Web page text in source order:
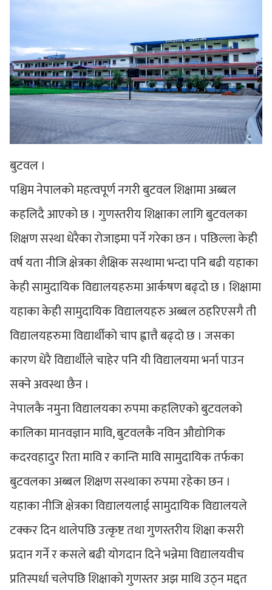
बुटवल ।
पश्चिम नेपालको महत्वपूर्ण नगरी बुटवल शिक्षामा अब्बल
कहलिदै आएको छ । गुणस्तरीय शिक्षाका लागि बुटवलका
शिक्षण सस्था धेरैका रोजाइमा पर्ने गरेका छन । पछिल्ला केही
वर्ष यता नीजि क्षेत्रका शैक्षिक सस्थामा भन्दा पनि बढी यहाका
केही सामुदायिक विद्यालयहरुमा आर्कषण बढ्दो छ । शिक्षामा
यहाका केही सामुदायिक विद्यालयहरु अब्बल ठहरिएसगै ती
विद्यालयहरुमा विद्यार्थीको चाप ह्वात्तै बढ्दो छ । जसका
कारण धेरै विद्यार्थीले चाहेर पनि यी विद्यालयमा भर्ना पाउन
सक्ने अवस्था छैन ।
नेपालकै नमुना विद्यालयका रुपमा कहलिएको बुटवलको
कालिका मानवज्ञान मावि, बुटवलकै नविन औद्योगिक
कदरवहादुर रिता मावि र कान्ति मावि सामुदायिक तर्फका
बुटवलका अब्बल शिक्षण सस्थाका रुपमा रहेका छन ।
यहाका नीजि क्षेत्रका विद्यालयलाई सामुदायिक विद्यालयले
टक्कर दिन थालेपछि उत्कृष्ट तथा गुणस्तरीय शिक्षा कसरी
प्रदान गर्ने र कसले बढी योगदान दिने भन्नेमा विद्यालयवीच
प्रतिस्पर्धा चलेपछि शिक्षाको गुणस्तर अझ माथि उठ्न मद्दत